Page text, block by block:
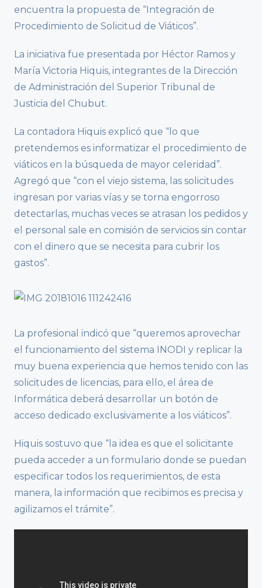
encuentra la propuesta de “Integración de
Procedimiento de Solicitud de Viáticos”.
La iniciativa fue presentada por Héctor Ramos y
María Victoria Hiquis, integrantes de la Dirección
de Administración del Superior Tribunal de
Justicia del Chubut.
La contadora Hiquis explicó que “lo que
pretendemos es informatizar el procedimiento de
viáticos en la búsqueda de mayor celeridad”.
Agregó que “con el viejo sistema, las solicitudes
ingresan por varias vías y se torna engorroso
detectarlas, muchas veces se atrasan los pedidos y
el personal sale en comisión de servicios sin contar
con el dinero que se necesita para cubrir los
gastos”.
La profesional indicó que “queremos aprovechar
el funcionamiento del sistema INODI y replicar la
muy buena experiencia que hemos tenido con las
solicitudes de licencias, para ello, el área de
Informática deberá desarrollar un botón de
acceso dedicado exclusivamente a los viáticos”.
Hiquis sostuvo que “la idea es que el solicitante
pueda acceder a un formulario donde se puedan
especificar todos los requerimientos, de esta
manera, la información que recibimos es precisa y
agilizamos el trámite”.